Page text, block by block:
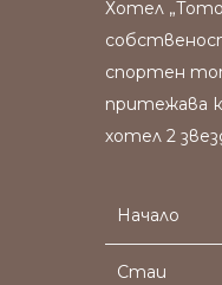
Хотел
спортен
притежава
хотел 2
Начало
Стаи